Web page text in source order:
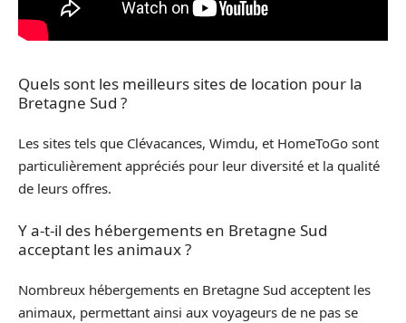
Quels sont les meilleurs sites de location pour la
Bretagne Sud ?
Les sites tels que Clévacances, Wimdu, et HomeToGo sont
particulièrement appréciés pour leur diversité et la qualité
de leurs offres.
Y a-t-il des hébergements en Bretagne Sud
acceptant les animaux ?
Nombreux hébergements en Bretagne Sud acceptent les
animaux, permettant ainsi aux voyageurs de ne pas se